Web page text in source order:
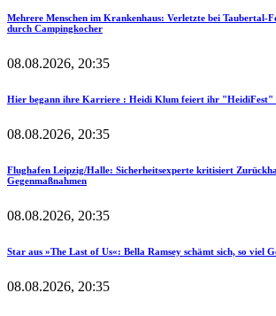
Mehrere Menschen im Krankenhaus: Verletzte bei Taubertal-
durch Campingkocher
08.08.2026, 20:35
Hier begann ihre Karriere : Heidi Klum feiert ihr "HeidiFest"
08.08.2026, 20:35
Flughafen Leipzig/Halle: Sicherheitsexperte kritisiert
Gegenmaßnahmen
08.08.2026, 20:35
Star aus »The Last of Us«: Bella Ramsey schämt sich, so viel
08.08.2026, 20:35